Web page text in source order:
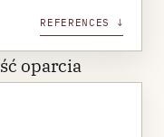
REFERENCES ↓
oparcia
— pozostaje
interwencji